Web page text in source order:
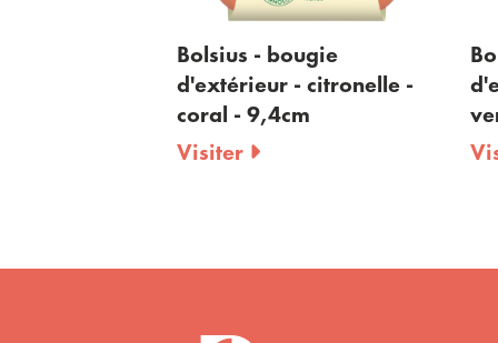
- citronelle -
Bolsius - bougie
d'extérieur -
vert - 9,4cm